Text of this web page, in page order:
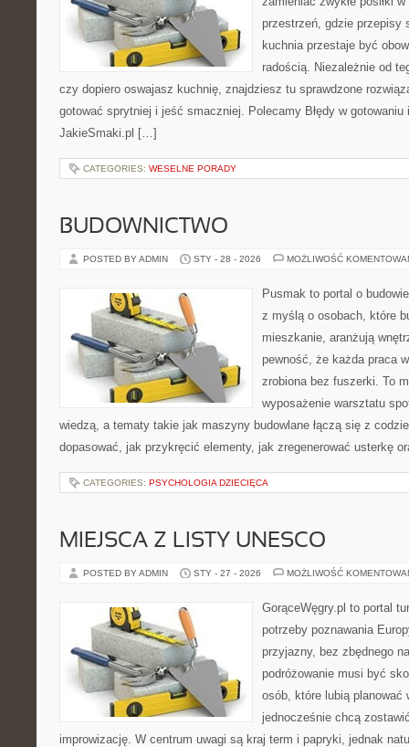
przestrzeń, gdzie przepisy
kuchnia przestaje być
radością. Niezależnie od
czy dopiero oswajasz kuchnię, znajdziesz tu sprawdzone
gotować sprytniej i jeść smaczniej. Polecamy Błędy w
JakieSmaki.pl […]
CATEGORIES: WESELNE PORADY
BUDOWNICTWO
POSTED BY ADMIN STY - 28 - 2026 MOŻLIWOŚĆ
Pusmak to portal o
z myślą o osobach, które
mieszkanie, aranżują
pewność, że każda praca
zrobiona bez fuszerki. To
wyposażenie warsztatu
wiedzą, a tematy takie jak maszyny budowlane łączą się z
dopasować, jak przykręcić elementy, jak zregenerować usterkę
CATEGORIES: PSYCHOLOGIA DZIECIĘCA
MIEJSCA Z LISTY UNESCO
POSTED BY ADMIN STY - 27 - 2026 MOŻLIWOŚĆ
GorąceWęgry.pl to portal
potrzeby poznawania
przyjazny, bez zbędnego
podróżowanie musi być
osób, które lubią
jednocześnie chcą
improwizację. W centrum uwagi są kraj term i papryki, jednak